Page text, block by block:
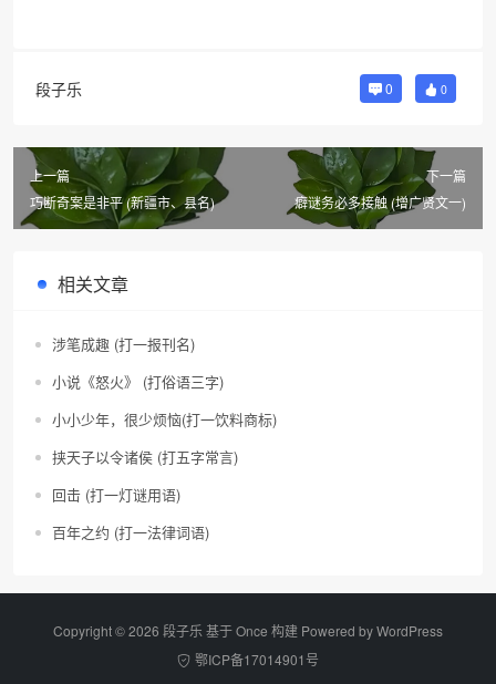
段子乐 0 0
上一篇
巧断奇案是非平 (新疆市、县名)
下一篇
癖谜务必多接触 (增广贤文一)
相关文章
涉笔成趣 (打一报刊名)
小说《怒火》 (打俗语三字)
小小少年，很少烦恼(打一饮料商标)
挟天子以令诸侯 (打五字常言)
回击 (打一灯谜用语)
百年之约 (打一法律词语)
Copyright © 2026 段子乐 基于 Once 构建 Powered byWordPress
鄂ICP备17014901号